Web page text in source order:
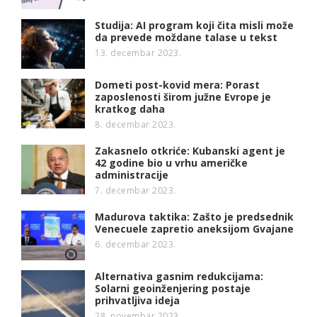
Studija: AI program koji čita misli može
da prevede moždane talase u tekst
13. decembar 2023.
Dometi post-kovid mera: Porast
zaposlenosti širom južne Evrope je
kratkog daha
8. decembar 2023.
Zakasnelo otkriće: Kubanski agent je
42 godine bio u vrhu američke
administracije
7. decembar 2023.
Madurova taktika: Zašto je predsednik
Venecuele zapretio aneksijom Gvajane
6. decembar 2023.
Alternativa gasnim redukcijama:
Solarni geoinženjering postaje
prihvatljiva ideja